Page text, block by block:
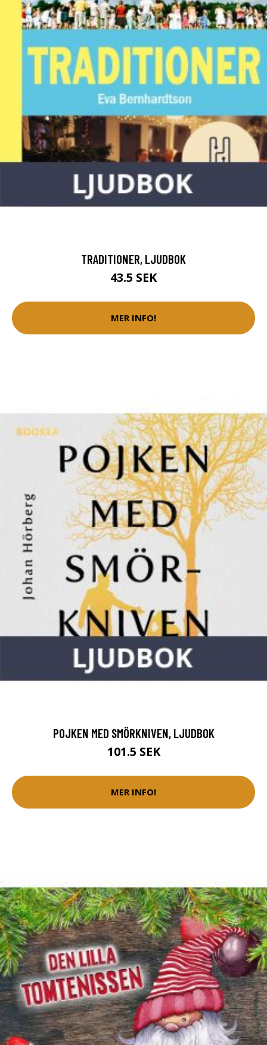
TRADITIONER, LJUDBOK
43.5 SEK
MER INFO!
POJKEN MED SMÖRKNIVEN, LJUDBOK
101.5 SEK
MER INFO!